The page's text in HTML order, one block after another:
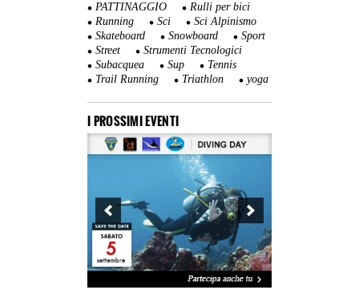
PATTINAGGIO
Rulli per bici
Running
Sci
Sci Alpinismo
Skateboard
Snowboard
Sport
Street
Strumenti Tecnologici
Subacquea
Sup
Tennis
Trail Running
Triathlon yoga
I PROSSIMI EVENTI